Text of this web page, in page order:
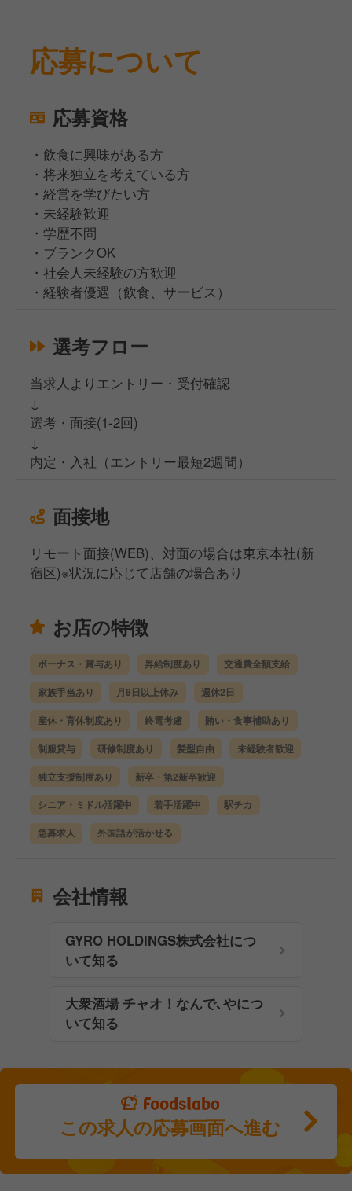
応募について
応募資格
・飲食に興味がある方
・将来独立を考えている方
・経営を学びたい方
・未経験歓迎
・学歴不問
・ブランクOK
・社会人未経験の方歓迎
・経験者優遇（飲食、サービス）
選考フロー
当求人よりエントリー・受付確認
↓
選考・面接(1-2回)
↓
内定・入社（エントリー最短2週間）
面接地
リモート面接(WEB)、対面の場合は東京本社(新
宿区)※状況に応じて店舗の場合あり
お店の特徴
ボーナス・賞与あり 昇給制度あり 交通費全額支給
家族手当あり 月8日以上休み 週休2日
産休・育休制度あり 終電考慮 賄い・食事補助あり
制服貸与 研修制度あり 髪型自由 未経験者歓迎
独立支援制度あり 新卒・第2新卒歓迎
シニア・ミドル活躍中 若手活躍中 駅チカ
急募求人 外国語が活かせる
会社情報
GYRO HOLDINGS株式会社につ
いて知る
大衆酒場 チャオ！なんで､やにつ
いて知る
この求人の応募画面へ進む